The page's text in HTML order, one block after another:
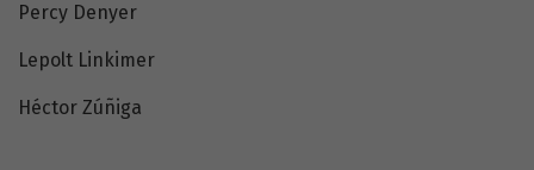
Percy Denyer
Lepolt Linkimer
Héctor Zúñiga